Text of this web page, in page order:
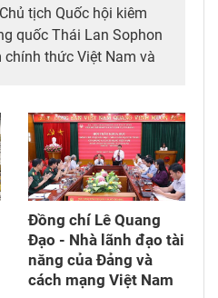
tịch Quốc hội kiêm
quốc Thái Lan Sophon
thức Việt Nam và
Đồng chí Lê Quang
Đạo - Nhà lãnh đạo tài
năng của Đảng và
cách mạng Việt Nam​